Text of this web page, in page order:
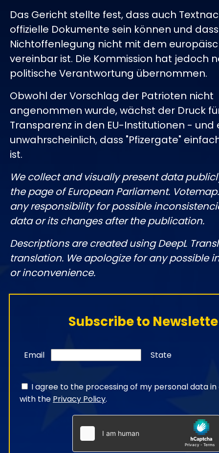
Das Gericht stellte fest, dass auch
offizielle Dokumente sein können und
Nichtoffenlegung nicht mit dem
vereinbar ist. Die Kommission hat jedoch
politische Verantwortung übernommen.
Obwohl der Vorschlag der Patrioten nicht
angenommen wurde, wächst der Druck
Transparenz in den EU-Institutionen - und
unwahrscheinlich, dass "Pfizergate"
ist.
We collect and visually present data
the page of European Parliament.
any responsibility for possible
data or its changes after the publication.
Descriptions are created using DeepL
translation. We apologize for any possible
or inconvenience.
Subscribe to
Email State
I agree to the processing of my personal data
with the Privacy Policy.